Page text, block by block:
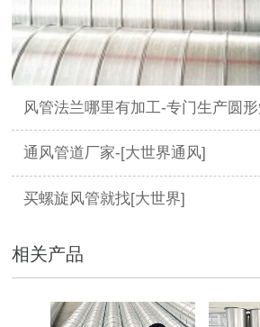
风管法兰哪里有加工-专门生产圆形矩形风
通风管道厂家-[大世界通风]
买螺旋风管就找[大世界]
相关产品